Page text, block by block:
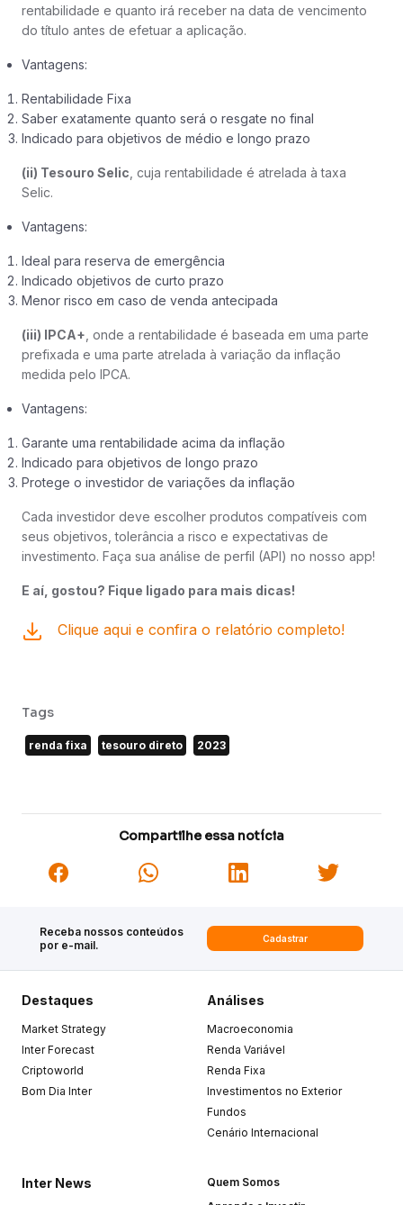
rentabilidade e quanto irá receber na data de vencimento
do título antes de efetuar a aplicação.
Vantagens:
Rentabilidade Fixa
Saber exatamente quanto será o resgate no final
Indicado para objetivos de médio e longo prazo
(ii) Tesouro Selic , cuja rentabilidade é atrelada à taxa
Selic.
Vantagens:
Ideal para reserva de emergência
Indicado objetivos de curto prazo
Menor risco em caso de venda antecipada
(iii) IPCA+ , onde a rentabilidade é baseada em uma parte
prefixada e uma parte atrelada à variação da inflação
medida pelo IPCA.
Vantagens:
Garante uma rentabilidade acima da inflação
Indicado para objetivos de longo prazo
Protege o investidor de variações da inflação
Cada investidor deve escolher produtos compatíveis com
seus objetivos, tolerância a risco e expectativas de
investimento. Faça sua análise de perfil (API) no nosso app!
E aí, gostou? Fique ligado para mais dicas!
Clique aqui e confira o relatório completo!
Tags
renda fixa tesouro direto 2023
Compartilhe essa notícia
Receba nossos conteúdos
por e-mail.
Cadastrar
Destaques
Market Strategy
Inter Forecast
Criptoworld
Bom Dia Inter
Análises
Macroeconomia
Renda Variável
Renda Fixa
Investimentos no Exterior
Fundos
Cenário Internacional
Inter News
Quem Somos